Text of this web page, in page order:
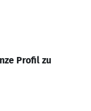
Profil zu